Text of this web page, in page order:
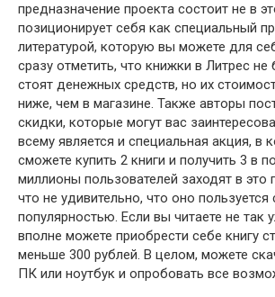
предназначение проекта состоит не в
позиционирует себя как специальный
литературой, которую вы можете для
сразу отметить, что книжки в Литрес не
стоят денежных средств, но их
ниже, чем в магазине. Также авторы
скидки, которые могут вас
всему является и специальная акция, в
сможете купить 2 книги и получить 3 в
миллионы пользователей заходят в это
что не удивительно, что оно
популярностью. Если вы читаете не так
вполне можете приобрести себе книгу
меньше 300 рублей. В целом, можете
ПК или ноутбук и опробовать все